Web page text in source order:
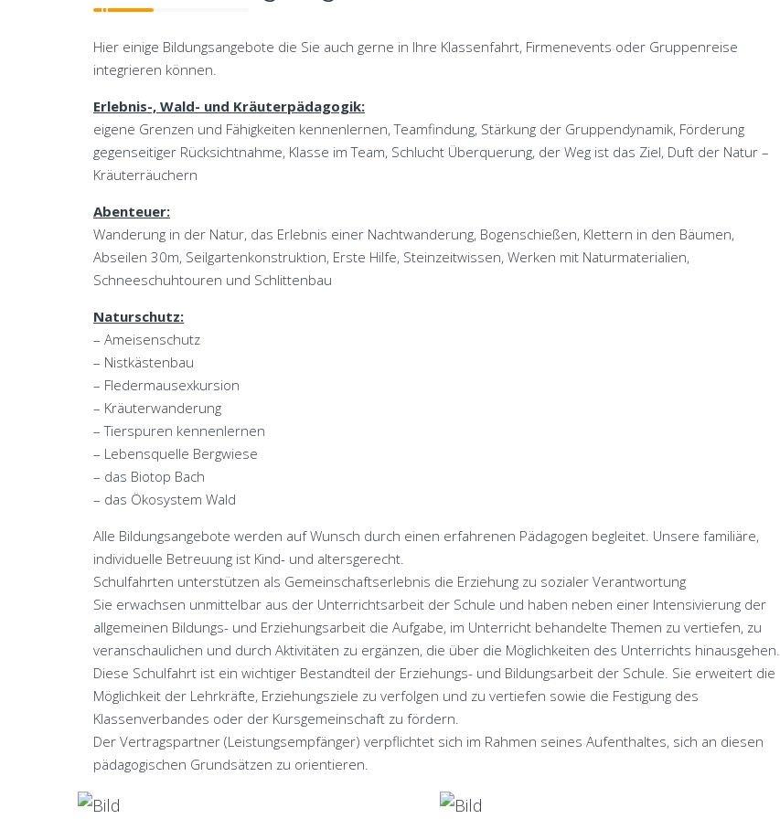
Hier einige Bildungsangebote die Sie auch gerne in Ihre Klassenfahrt, Firmenevents oder Gruppenreise
integrieren können.
Erlebnis-, Wald- und Kräuterpädagogik:
eigene Grenzen und Fähigkeiten kennenlernen, Teamfindung, Stärkung der Gruppendynamik, Förderung
gegenseitiger Rücksichtnahme, Klasse im Team, Schlucht Überquerung, der Weg ist das Ziel, Duft der Natur –
Kräuterräuchern
Abenteuer:
Wanderung in der Natur, das Erlebnis einer Nachtwanderung, Bogenschießen, Klettern in den Bäumen,
Abseilen 30m, Seilgartenkonstruktion, Erste Hilfe, Steinzeitwissen, Werken mit Naturmaterialien,
Schneeschuhtouren und Schlittenbau
Naturschutz:
– Ameisenschutz
– Nistkästenbau
– Fledermausexkursion
– Kräuterwanderung
– Tierspuren kennenlernen
– Lebensquelle Bergwiese
– das Biotop Bach
– das Ökosystem Wald
Alle Bildungsangebote werden auf Wunsch durch einen erfahrenen Pädagogen begleitet. Unsere familiäre,
individuelle Betreuung ist Kind- und altersgerecht.
Schulfahrten unterstützen als Gemeinschaftserlebnis die Erziehung zu sozialer Verantwortung
Sie erwachsen unmittelbar aus der Unterrichtsarbeit der Schule und haben neben einer Intensivierung der
allgemeinen Bildungs- und Erziehungsarbeit die Aufgabe, im Unterricht behandelte Themen zu vertiefen, zu
veranschaulichen und durch Aktivitäten zu ergänzen, die über die Möglichkeiten des Unterrichts hinausgehen.
Diese Schulfahrt ist ein wichtiger Bestandteil der Erziehungs- und Bildungsarbeit der Schule. Sie erweitert die
Möglichkeit der Lehrkräfte, Erziehungsziele zu verfolgen und zu vertiefen sowie die Festigung des
Klassenverbandes oder der Kursgemeinschaft zu fördern.
Der Vertragspartner (Leistungsempfänger) verpflichtet sich im Rahmen seines Aufenthaltes, sich an diesen
pädagogischen Grundsätzen zu orientieren.